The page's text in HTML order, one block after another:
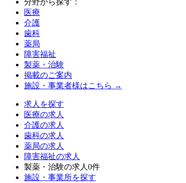
分野から探す：
医療
介護
歯科
薬局
障害福祉
製薬・治験
掲載のご案内
施設・事業者様はこちら →
求人を探す
医療の求人
介護の求人
歯科の求人
薬局の求人
障害福祉の求人
製薬・治験の求人 0件
施設・事業所を探す